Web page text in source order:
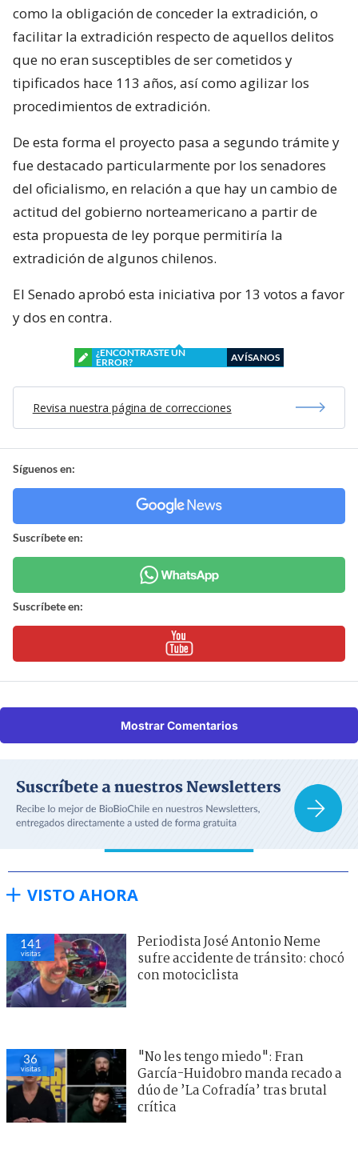
como la obligación de conceder la extradición, o
facilitar la extradición respecto de aquellos delitos
que no eran susceptibles de ser cometidos y
tipificados hace 113 años, así como agilizar los
procedimientos de extradición.
De esta forma el proyecto pasa a segundo trámite y
fue destacado particularmente por los senadores
del oficialismo, en relación a que hay un cambio de
actitud del gobierno norteamericano a partir de
esta propuesta de ley porque permitiría la
extradición de algunos chilenos.
El Senado aprobó esta iniciativa por 13 votos a favor
y dos en contra.
¿ENCONTRASTE UN
ERROR?
AVÍSANOS
Revisa nuestra página de correcciones
Síguenos en:
Suscríbete en:
Suscríbete en:
Mostrar Comentarios
VISTO AHORA
141
visitas
Periodista José Antonio Neme
sufre accidente de tránsito: chocó
con motociclista
36
visitas
"No les tengo miedo": Fran
García-Huidobro manda recado a
dúo de ’La Cofradía’ tras brutal
crítica